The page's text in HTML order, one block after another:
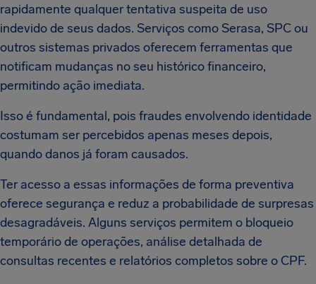
rapidamente qualquer tentativa suspeita de uso
indevido de seus dados. Serviços como Serasa, SPC ou
outros sistemas privados oferecem ferramentas que
notificam mudanças no seu histórico financeiro,
permitindo ação imediata.
Isso é fundamental, pois fraudes envolvendo identidade
costumam ser percebidos apenas meses depois,
quando danos já foram causados.
Ter acesso a essas informações de forma preventiva
oferece segurança e reduz a probabilidade de surpresas
desagradáveis. Alguns serviços permitem o bloqueio
temporário de operações, análise detalhada de
consultas recentes e relatórios completos sobre o CPF.